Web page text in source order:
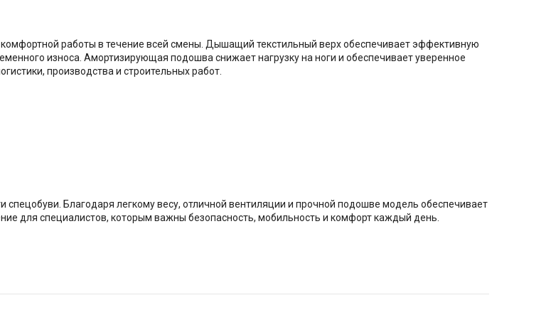
работы в течение всей смены. Дышащий текстильный верх обеспечивает эффективную
износа. Амортизирующая подошва снижает нагрузку на ноги и обеспечивает уверенное
производства и строительных работ.
спецобуви. Благодаря легкому весу, отличной вентиляции и прочной подошве модель обеспечивает
для специалистов, которым важны безопасность, мобильность и комфорт каждый день.